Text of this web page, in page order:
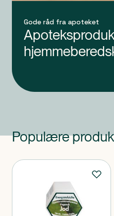
Gode råd fra apoteket
Populære
Produkter